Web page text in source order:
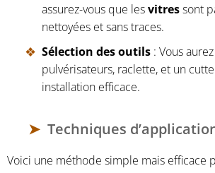
assurez-vous que lesvitressont
nettoyées et sans traces.
Sélection des outils : Vous
pulvérisateurs, raclette, et un
installation efficace.
Techniques
Voici une méthode simple mais efficace